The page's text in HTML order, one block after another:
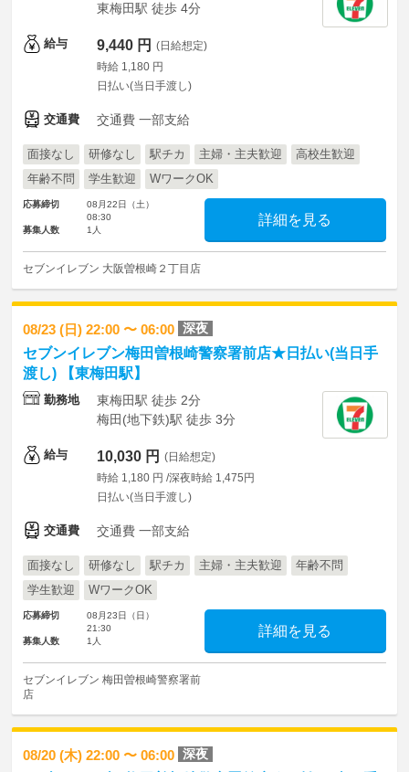
東梅田駅 徒歩 4分
給与 9,440 円 (日給想定)
時給 1,180 円
日払い(当日手渡し)
交通費 交通費 一部支給
面接なし 研修なし 駅チカ 主婦・主夫歓迎
高校生歓迎
年齢不問
学生歓迎 WワークOK
応募締切
08月22日（土）
08:30
募集人数
1人
詳細を見る
セブンイレブン 大阪曽根崎２丁目店
08/23 (日) 22:00 〜 06:00 深夜
セブンイレブン梅田曽根崎警察署前店★日払い(当日手
渡し) 【東梅田駅】
勤務地
東梅田駅 徒歩 2分
梅田(地下鉄)駅 徒歩 3分
給与 10,030 円 (日給想定)
時給 1,180 円 /深夜時給 1,475円
日払い(当日手渡し)
交通費 交通費 一部支給
面接なし 研修なし 駅チカ 主婦・主夫歓迎
年齢不問
学生歓迎
WワークOK
応募締切
08月23日（日）
21:30
募集人数
1人
詳細を見る
セブンイレブン 梅田曽根崎警察署前
店
08/20 (木) 22:00 〜 06:00 深夜